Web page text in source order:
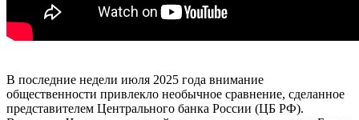
В последние недели июля 2025 года внимание
общественности привлекло необычное сравнение, сделанное
представителем Центрального банка России (ЦБ РФ).